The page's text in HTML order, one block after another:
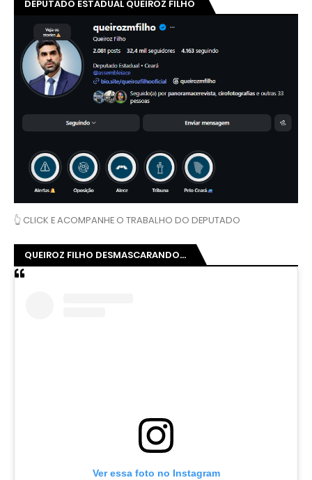
DEPUTADO ESTADUAL QUEIROZ FILHO
👆 CLICK E ACOMPANHE O TRABALHO DO DEPUTADO
QUEIROZ FILHO DESMASCARANDO...
Ver essa foto no Instagram